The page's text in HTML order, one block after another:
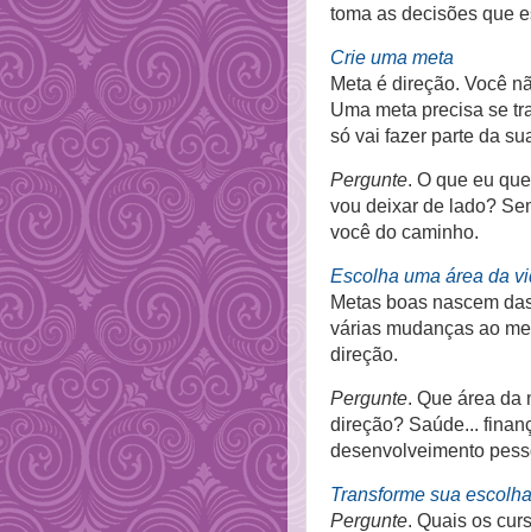
toma as decisões que
Crie uma meta
Meta é direção. Você
Uma meta precisa se
só vai fazer parte da
Pergunte. O que eu
vou deixar de lado?
você do caminho.
Escolha uma área da
Metas boas nascem
várias mudanças ao
direção.
Pergunte. Que área da
direção? Saúde...
desenvolveimento
Transforme sua
Pergunte. Quais os